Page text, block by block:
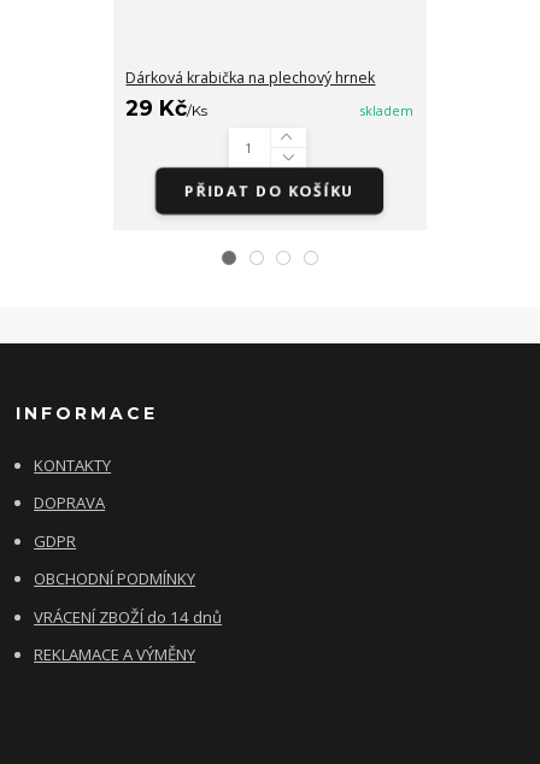
Dárková krabička na plechový hrnek
29 Kč/Ks skladem
PŘIDAT DO KOŠÍKU
INFORMACE
KONTAKTY
DOPRAVA
GDPR
OBCHODNÍ PODMÍNKY
VRÁCENÍ ZBOŽÍ do 14 dnů
REKLAMACE A VÝMĚNY